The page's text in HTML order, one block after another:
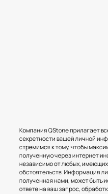
Компания QStone прилагает
секретности вашей личной
стремимся к тому, чтобы
полученную через интернет
независимо от любых,
обстоятельств. Информация
полученная нами, может быть
ответе на ваш запрос,